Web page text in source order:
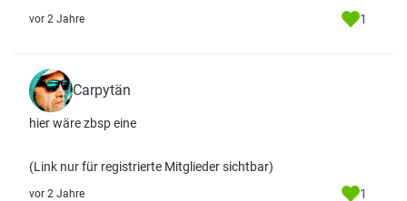
vor 2 Jahre 1
Carpytän
hier wäre zbsp eine
(Link nur für registrierte Mitglieder sichtbar)
vor 2 Jahre 1